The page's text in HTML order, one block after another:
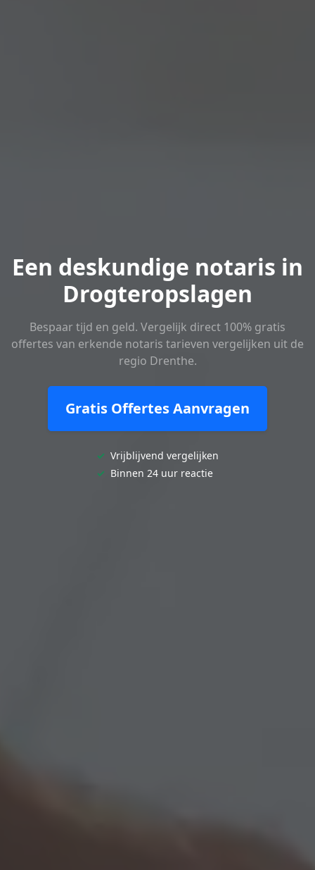
Een deskundige notaris in
Drogteropslagen
Bespaar tijd en geld. Vergelijk direct 100% gratis
offertes van erkende notaris tarieven vergelijken uit de
regio Drenthe.
Gratis Offertes Aanvragen
✓ Vrijblijvend vergelijken
✓ Binnen 24 uur reactie